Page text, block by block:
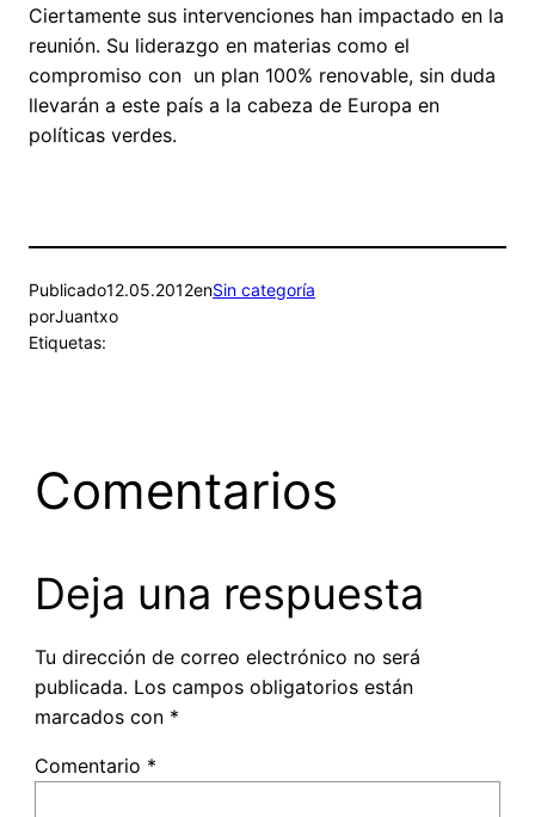
Ciertamente sus intervenciones han impactado en la
reunión. Su liderazgo en materias como el
compromiso con un plan 100% renovable, sin duda
llevarán a este país a la cabeza de Europa en
políticas verdes.
Publicado12.05.2012enSin categoría
porJuantxo
Etiquetas:
Comentarios
Deja una respuesta
Tu dirección de correo electrónico no será
publicada. Los campos obligatorios están
marcados con *
Comentario *